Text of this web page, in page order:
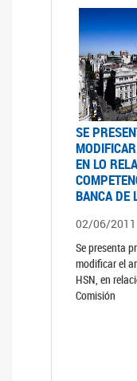
SE
EN LO
BANCA DE
02/06/2011
Se presenta
modificar el
HSN, en
Comisión